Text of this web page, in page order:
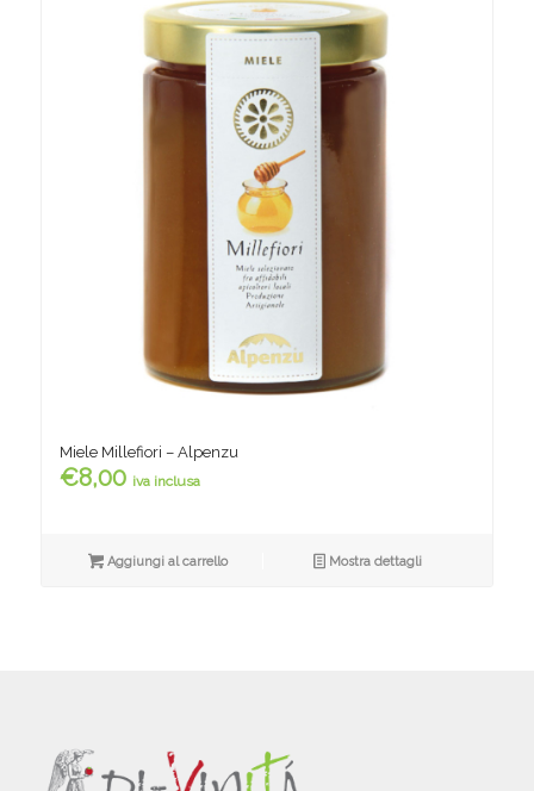
Miele Millefiori – Alpenzu
€8,00 iva inclusa
Aggiungi al carrello Mostra dettagli